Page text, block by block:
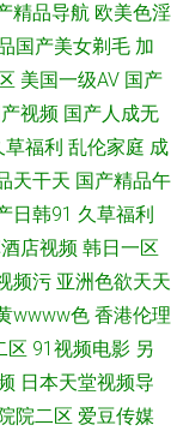
拍97在线 婷婷激情
天堂 黄色直播91 自
国产九九热视频 在线
美传媒 91pron资源
四虎东方成人社区
射视频网 91福利院
另类不卡 日韓手机在
精品导航 欧美色淫
国产美女剃毛 加
美国一级AV 国产
视频 国产人成无
草福利 乱伦家庭 成
天干天 国产精品午
日韩91 久草福利
店视频 韩日一区
频污 亚洲色欲天天
wwww色 香港伦理
区 91视频电影 另
日本天堂视频导
院二区 爱豆传媒